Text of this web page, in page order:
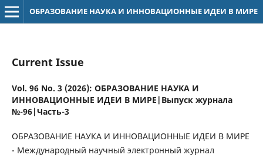
ОБРАЗОВАНИЕ НАУКА И ИННОВАЦИОННЫЕ ИДЕИ В МИРЕ
Current Issue
Vol. 96 No. 3 (2026): ОБРАЗОВАНИЕ НАУКА И
ИННОВАЦИОННЫЕ ИДЕИ В МИРЕ|Выпуск журнала
№-96|Часть-3
ОБРАЗОВАНИЕ НАУКА И ИННОВАЦИОННЫЕ ИДЕИ В МИРЕ
- Международный научный электронный журнал